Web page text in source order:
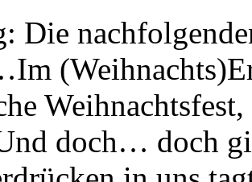
Die
Im
Weihnachtsfest,
doch… doch